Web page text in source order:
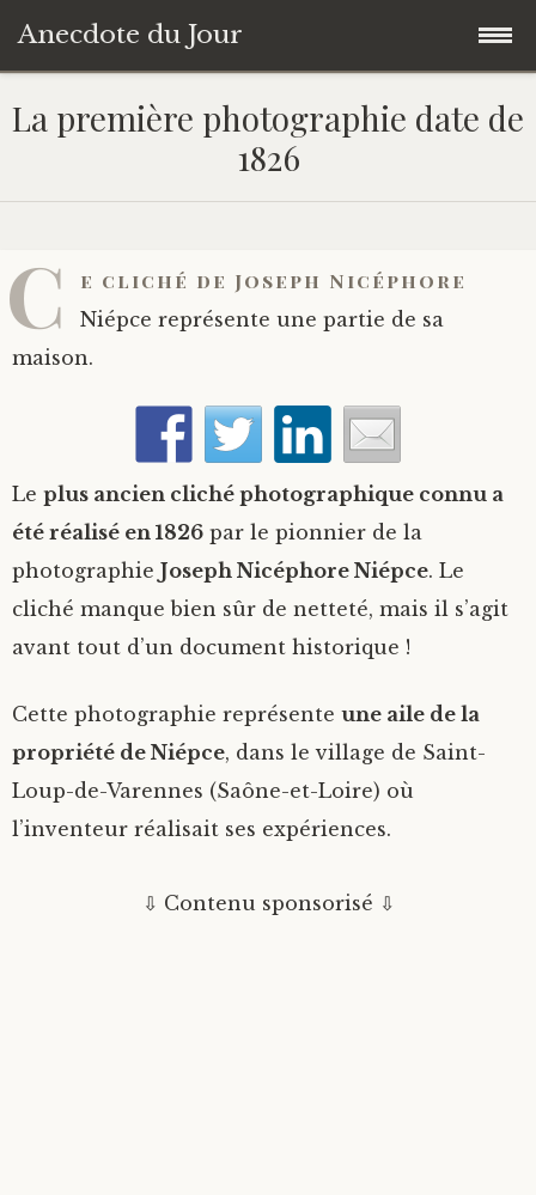
Anecdote du Jour
Accéder
au
principal
Accueil
Une anecdote au hasard
À propos
La première photographie date de
1826
C e cliché de Joseph Nicéphore
Niépce représente une partie de sa
maison.
Le plus ancien cliché photographique connu a
été réalisé en 1826 par le pionnier de la
photographie Joseph Nicéphore Niépce. Le
cliché manque bien sûr de netteté, mais il s’agit
avant tout d’un document historique !
Cette photographie représente une aile de la
propriété de Niépce, dans le village de Saint-
Loup-de-Varennes (Saône-et-Loire) où
l’inventeur réalisait ses expériences.
⇩ Contenu sponsorisé ⇩